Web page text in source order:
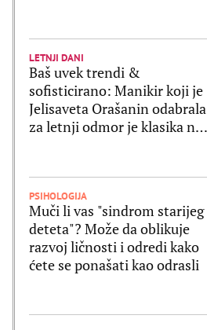
LETNJI DANI
Baš uvek trendi &
sofisticirano: Manikir koji je
Jelisaveta Orašanin odabrala
za letnji odmor je klasika na
PSIHOLOGIJA
Muči li vas "sindrom starijeg
deteta"? Može da oblikuje
razvoj ličnosti i odredi kako
ćete se ponašati kao odrasli